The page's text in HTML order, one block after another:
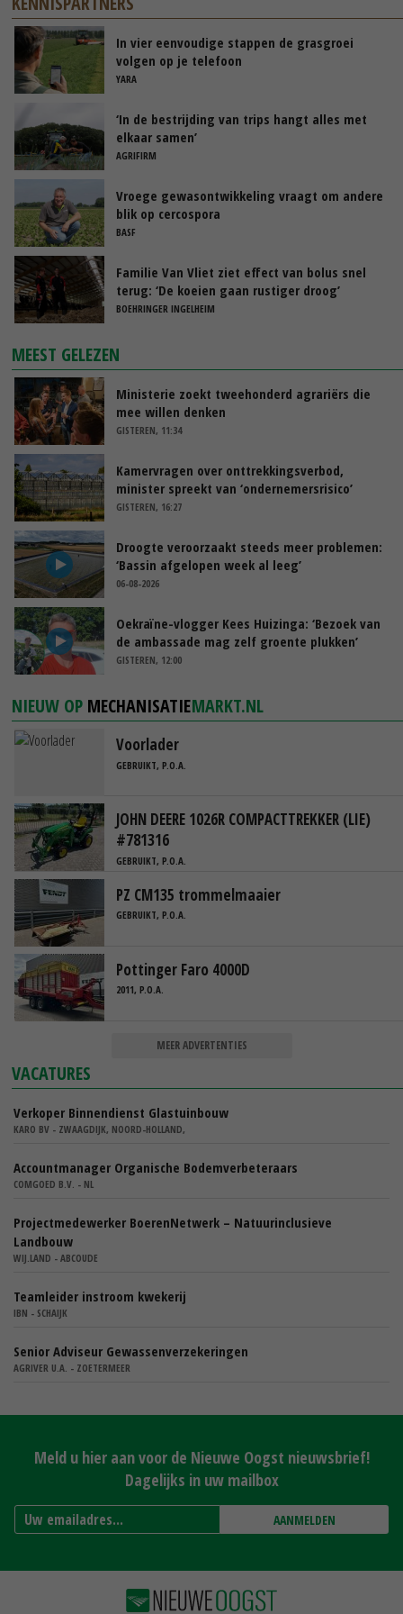
In vier eenvoudige stappen de grasgroei
volgen op je telefoon
YARA
‘In de bestrijding van trips hangt alles met
elkaar samen’
AGRIFIRM
Vroege gewasontwikkeling vraagt om andere
blik op cercospora
BASF
Familie Van Vliet ziet effect van bolus snel
terug: ‘De koeien gaan rustiger droog’
BOEHRINGER INGELHEIM
MEEST GELEZEN
Ministerie zoekt tweehonderd agrariërs die
mee willen denken
GISTEREN, 11:34
Kamervragen over onttrekkingsverbod,
minister spreekt van ‘ondernemersrisico’
GISTEREN, 16:27
Droogte veroorzaakt steeds meer problemen:
‘Bassin afgelopen week al leeg’
06-08-2026
Oekraïne-vlogger Kees Huizinga: ‘Bezoek van
de ambassade mag zelf groente plukken’
GISTEREN, 12:00
NIEUW OP MECHANISATIEMARKT.NL
Voorlader
GEBRUIKT, P.O.A.
JOHN DEERE 1026R COMPACTTREKKER (LIE)
#781316
GEBRUIKT, P.O.A.
PZ CM135 trommelmaaier
GEBRUIKT, P.O.A.
Pottinger Faro 4000D
2011, P.O.A.
MEER ADVERTENTIES
VACATURES
Verkoper Binnendienst Glastuinbouw
KARO BV - ZWAAGDIJK, NOORD-HOLLAND,
Accountmanager Organische Bodemverbeteraars
COMGOED B.V. - NL
Projectmedewerker BoerenNetwerk – Natuurinclusieve
Landbouw
WIJ.LAND - ABCOUDE
Teamleider instroom kwekerij
IBN - SCHAIJK
Senior Adviseur Gewassenverzekeringen
AGRIVER U.A. - ZOETERMEER
Meld u hier aan voor de Nieuwe Oogst nieuwsbrief!
Dagelijks in uw mailbox
AANMELDEN